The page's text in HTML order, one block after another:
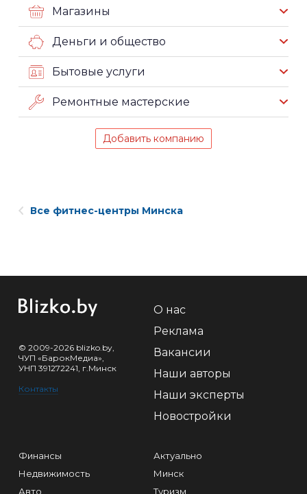
Магазины
Деньги и общество
Бытовые услуги
Ремонтные мастерские
Добавить компанию
Все фитнес-центры Минска
© 2009-2026 blizko.by,
ЧУП «БарокМедиа»,
УНП 391272241, г.Минск
Контакты
О нас
Реклама
Вакансии
Наши авторы
Наши эксперты
Новостройки
Финансы
Недвижимость
Авто
Актуально
Минск
Туризм